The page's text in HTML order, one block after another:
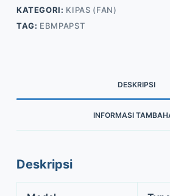
KATEGORI: KIPAS (FAN)
TAG: EBMPAPST
DESKRIPSI
INFORMASI
Deskripsi